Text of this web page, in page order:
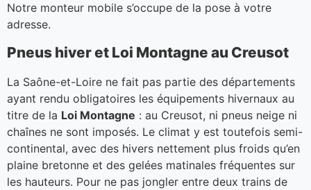
Notre monteur mobile s’occupe de la pose à votre
adresse.
Pneus hiver et Loi Montagne au Creusot
La Saône-et-Loire ne fait pas partie des départements
ayant rendu obligatoires les équipements hivernaux au
titre de la Loi Montagne : au Creusot, ni pneus neige ni
chaînes ne sont imposés. Le climat y est toutefois semi-
continental, avec des hivers nettement plus froids qu’en
plaine bretonne et des gelées matinales fréquentes sur
les hauteurs. Pour ne pas jongler entre deux trains de